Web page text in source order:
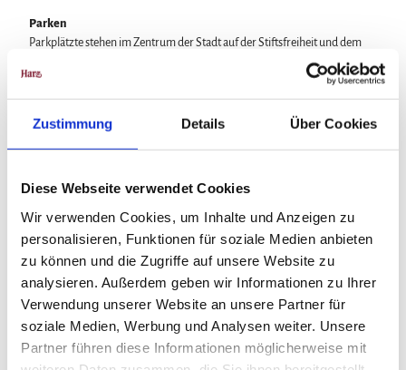
Zustimmung Details Über Cookies
Diese Webseite verwendet Cookies
Wir verwenden Cookies, um Inhalte und Anzeigen zu
personalisieren, Funktionen für soziale Medien anbieten
zu können und die Zugriffe auf unsere Website zu
analysieren. Außerdem geben wir Informationen zu Ihrer
Verwendung unserer Website an unsere Partner für
soziale Medien, Werbung und Analysen weiter. Unsere
Partner führen diese Informationen möglicherweise mit
Parken
Parkplätzte stehen im Zentrum der Stadt auf der Stiftsfreiheit und dem
Domänenhof (kostenpflichtig) sowie in der Marienstraße (kostenlos) zur
Verfügung.
Von Hannover: Metronom bis nach Kreiensen. Umsteigen in die
Regionalbahn nach Bad Harzburg. Von Göttingen: Metronom bis nach
Touristinformation
Stiftsfreiheit 12
37581 Bad Gandersheim
Telefon 05382/ 73-700
Fax 05382/73-770
tourist@bad-gandersheim.de